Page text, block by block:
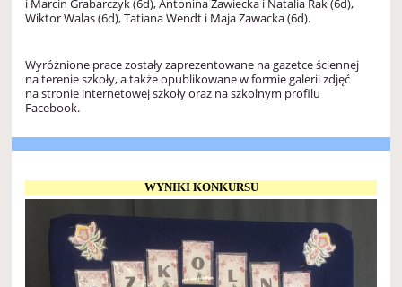
Wiktor Walas (6d), Tatiana Wendt i Maja Zawacka (6d).
Wyróżnione prace zostały zaprezentowane na gazetce ściennej
na terenie szkoły, a także opublikowane w formie galerii zdjęć
na stronie internetowej szkoły oraz na szkolnym profilu
Facebook.
WYNIKI KONKURSU